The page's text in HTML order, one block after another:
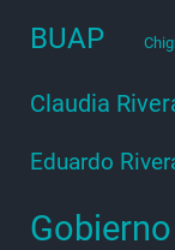
BUAP
Claudia
Eduardo